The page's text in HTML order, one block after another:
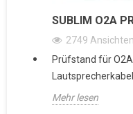
SUBLIM O2A
2749 Ansichten
Prüfstand für
Lautsprecherkabel
Mehr lesen